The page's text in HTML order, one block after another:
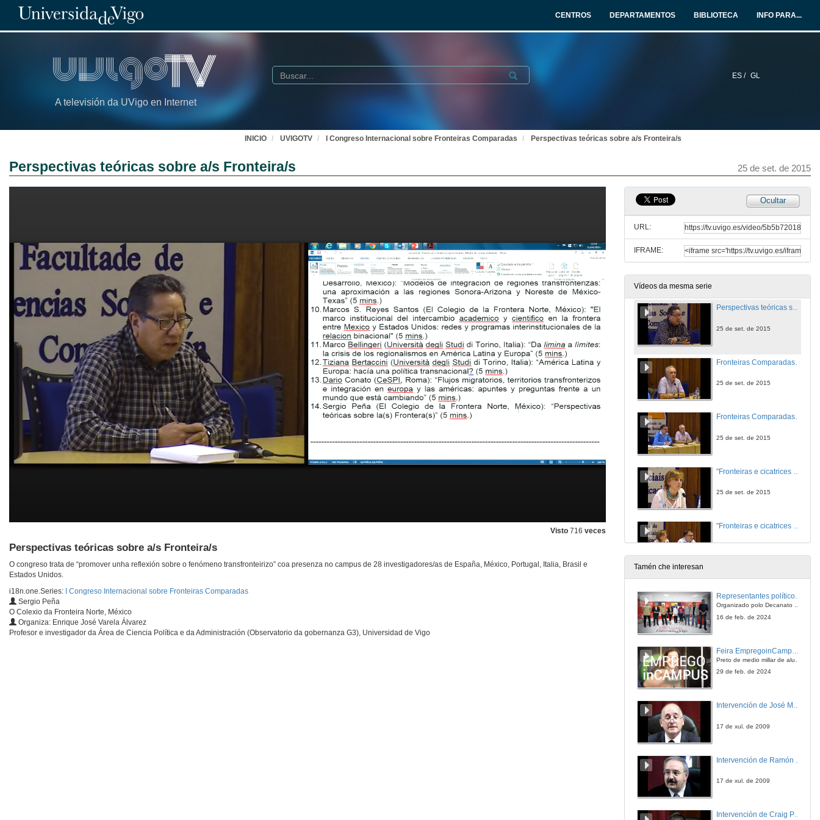
CENTROS DEPARTAMENTOS BIBLIOTECA INFO PARA...
A televisión da UVigo en Internet
ES / GL
Buscar Submit
INICIO UVIGOTV I Congreso Internacional sobre Fronteiras Comparadas Perspectivas teóricas sobre a/s Fronteira/s
Perspectivas teóricas sobre a/s Fronteira/s 25 de set. de 2015
Visto 716 veces
Perspectivas teóricas sobre a/s Fronteira/s
O congreso trata de “promover unha reflexión sobre o fenómeno transfronteirizo” coa presenza no campus de 28 investigadores/as de España, México, Portugal, Italia, Brasil e
Estados Unidos.
i18n.one.Series:
I Congreso Internacional sobre Fronteiras Comparadas
Sergio Peña
O Colexio da Fronteira Norte, México
Organiza: Enrique José Varela Álvarez
Profesor e investigador da Área de Ciencia Política e da Administración (Observatorio da gobernanza G3), Universidad de Vigo
Ocultar
URL:
IFRAME:
Vídeos da mesma serie
Situación actual e perspectivas da investigación sobre fronteiras comparadas
25 de set. de 2015
Da limina a límites: a crise dos rexionalismos en América Latina e Europa
Fluxos migratorios, territorios transfronteirizos e integración en Europa e As Américas: apuntes e cuestións fronte a un mundo que está cambiando
25 de set. de 2015
Perspectivas teóricas sobre a/s Fronteira/s
25 de set. de 2015
25 de set. de 2015
Fronteiras Comparadas nun Mundo Global?: Da Cooperación á non-Cooperación. Asia como caso de estudo. Quenda de cuestións
25 de set. de 2015
25 de set. de 2015
"Fronteiras e cicatrices da história num tempo de comemorações". Quenda de cuestións
Problemas e Axendas para o estudio de fronteiras máis alá do 2020
25 de set. de 2015
Tamén che interesan
Representantes políticos debaten sobre educación e xuventude no campus de Pontevedra
Organizado polo Decanato e a Delegación de Alumnado de Dirección e Xestión Pública e coa participación de candidatos de PP, BNG, PSOE, Sumar e Podemos
16 de feb. de 2024
Preto de medio millar de alumnas e alumnos buscan coñecer máis de preto as oportunidades que lles achegan as arredor de medio cento de empresas que participan na edición viguesa da feira. Xunto coa visita aos stands, durante a feria desenvólvense varias actividades complementarias, como obradoiros, conversas, mesas redondas ou o pasaporte de empregabilidade, un espazo no que poderán recibir asesoramento sobre o seu CV.
29 de feb. de 2024
Intervención de José Maria Barja
17 de xul. de 2009
17 de xul. de 2009
Intervención de Craig Patterson